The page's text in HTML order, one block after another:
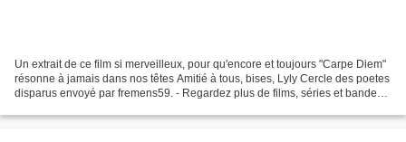
Un extrait de ce film si merveilleux, pour qu'encore et toujours "Carpe Diem"
résonne à jamais dans nos têtes Amitié à tous, bises, Lyly Cercle des poetes
disparus envoyé par fremens59. - Regardez plus de films, séries et bandes